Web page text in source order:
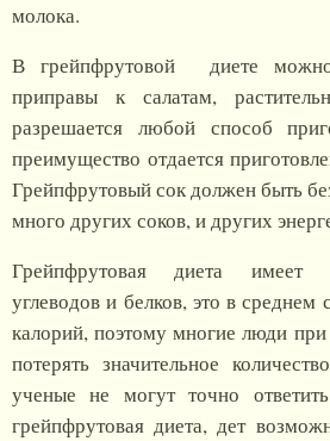
молока.
В грейпфрутовой диете
приправы к салатам,
разрешается любой способ
преимущество отдается
Грейпфрутовый сок должен быть
много других соков, и других
Грейпфрутовая диета имеет
углеводов и белков, это в среднем
калорий, поэтому многие люди
потерять значительное
ученые не могут точно
грейпфрутовая диета, дет